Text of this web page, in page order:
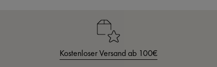
Kostenloser Versand ab 100€